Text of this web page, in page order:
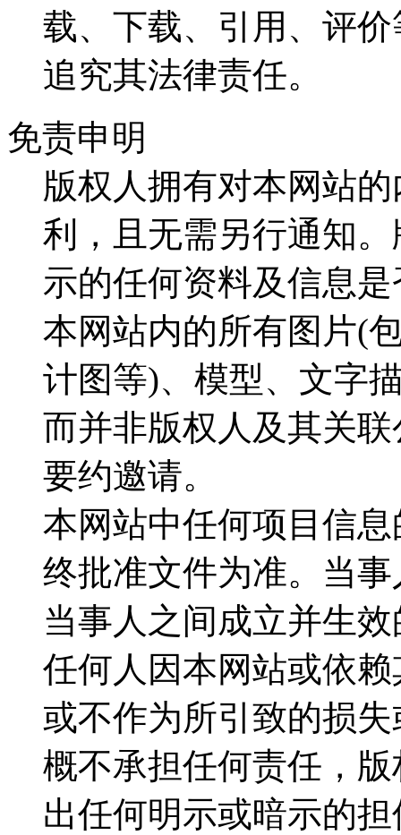
载、下载、引用、评
追究其法律责任。
免责申明
版权人拥有对本网站
利，且无需另行通知
示的任何资料及信息
本网站内的所有图片(
计图等)、模型、文字
而并非版权人及其关
要约邀请。
本网站中任何项目信
终批准文件为准。当
当事人之间成立并生
任何人因本网站或依
或不作为所引致的损
概不承担任何责任，
出任何明示或暗示的